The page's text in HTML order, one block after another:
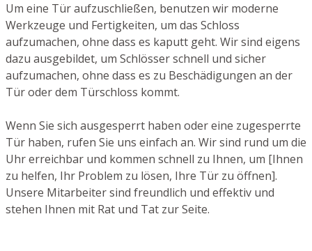
Um eine Tür aufzuschließen, benutzen wir moderne
Werkzeuge und Fertigkeiten, um das Schloss
aufzumachen, ohne dass es kaputt geht. Wir sind eigens
dazu ausgebildet, um Schlösser schnell und sicher
aufzumachen, ohne dass es zu Beschädigungen an der
Tür oder dem Türschloss kommt.
Wenn Sie sich ausgesperrt haben oder eine zugesperrte
Tür haben, rufen Sie uns einfach an. Wir sind rund um die
Uhr erreichbar und kommen schnell zu Ihnen, um [Ihnen
zu helfen, Ihr Problem zu lösen, Ihre Tür zu öffnen].
Unsere Mitarbeiter sind freundlich und effektiv und
stehen Ihnen mit Rat und Tat zur Seite.